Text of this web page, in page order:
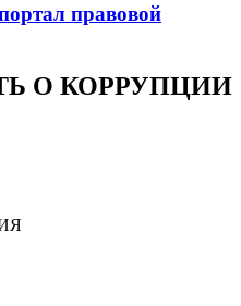
правовой
О КОРРУПЦИИ